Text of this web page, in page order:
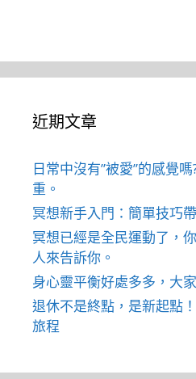
近期文章
日常中沒有”被愛”的感覺
重。
冥想新手入門：簡單技巧
冥想已經是全民運動了，
人來告訴你。
身心靈平衡好處多多，大
退休不是終點，是新起點
旅程